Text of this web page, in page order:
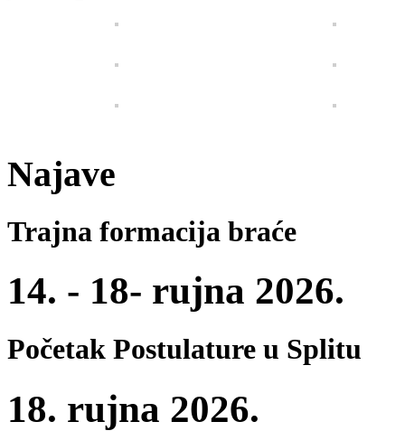
Najave
Trajna formacija braće
14. - 18- rujna 2026.
Početak Postulature u Splitu
18. rujna 2026.